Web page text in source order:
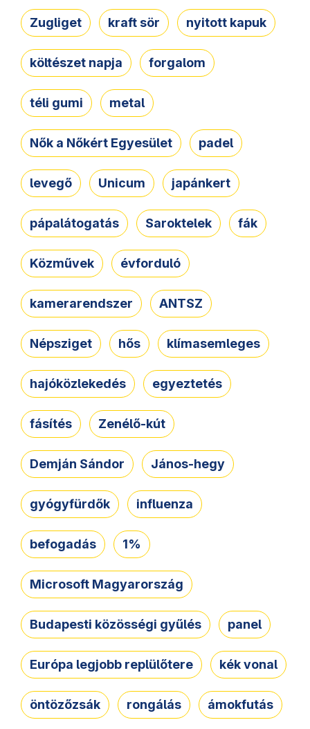
Zugliget kraft sör nyitott kapuk
költészet napja forgalom
téli gumi metal
Nők a Nőkért Egyesület padel
levegő Unicum japánkert
pápalátogatás Saroktelek fák
Közművek évforduló
kamerarendszer ANTSZ
Népsziget hős klímasemleges
hajóközlekedés egyeztetés
fásítés Zenélő-kút
Demján Sándor János-hegy
gyógyfürdők influenza
befogadás 1%
Microsoft Magyarország
Budapesti közösségi gyűlés panel
Európa legjobb replülőtere kék vonal
öntözőzsák rongálás ámokfutás